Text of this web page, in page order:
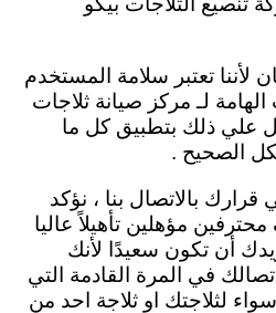
لأننا تعتبر سلامة المستخدم
لـ مركز صيانة ثلاجات
علي ذلك بتطبيق كل ما
الصحيح .
بالاتصال بنا ، نؤكد
مؤهلين تأهيلاً عاليا
أن تكون سعيدًا لأنك
في المرة القادمة التي
لثلاجتك او ثلاجة احد من